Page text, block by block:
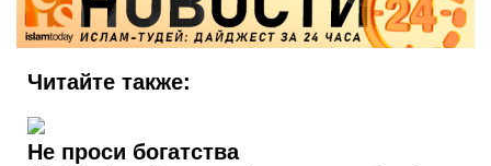
Читайте также:
Не проси богатства